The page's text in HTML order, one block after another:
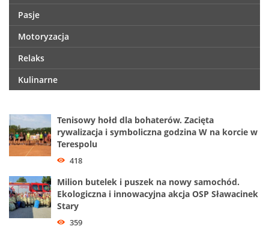
Pasje
Motoryzacja
Relaks
Kulinarne
Tenisowy hołd dla bohaterów. Zacięta
rywalizacja i symboliczna godzina W na korcie w
Terespolu
418
Milion butelek i puszek na nowy samochód.
Ekologiczna i innowacyjna akcja OSP Sławacinek
Stary
359